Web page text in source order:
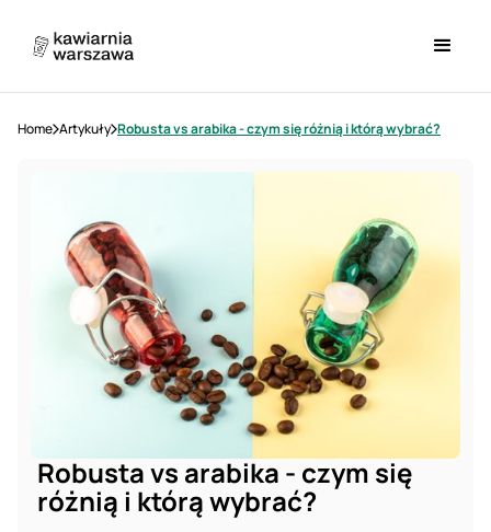
Home Artykuły Robusta vs arabika - czym się różnią i którą wybrać?
Robusta vs arabika - czym się
różnią i którą wybrać?